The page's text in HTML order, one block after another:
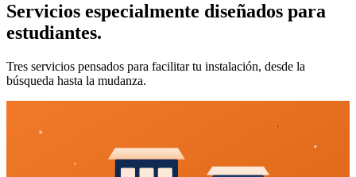
Servicios especialmente diseñados para
estudiantes.
Tres servicios pensados para facilitar tu instalación, desde la
búsqueda hasta la mudanza.